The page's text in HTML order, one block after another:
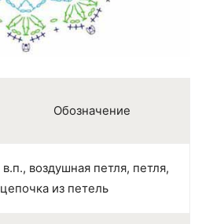
Обозначение
в.п., воздушная петля, петля,
цепочка из петель